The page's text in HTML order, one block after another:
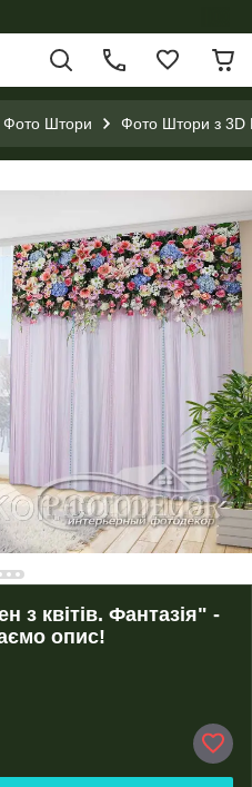
Фото Штори Фото Штори з 3D
квітів. Фантазія" -
опис!